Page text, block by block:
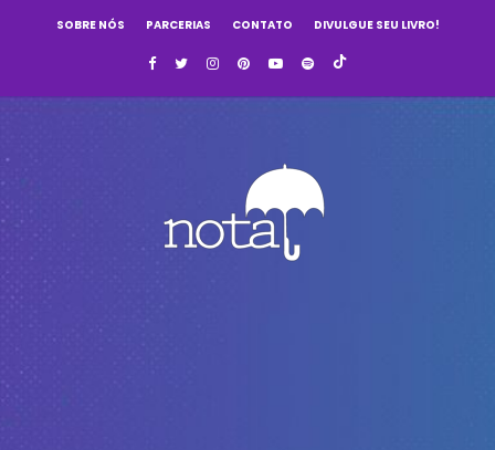
SOBRE NÓS PARCERIAS CONTATO DIVULGUE SEU LIVRO!